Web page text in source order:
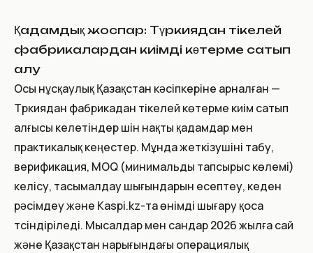
Қадамдық жоспар: Түркиядан тікелей
фабрикалардан киімді көтерме сатып
алу
Осы нұсқаулық Қазақстан кәсіпкеріне арналған —
Түркиядан фабрикадан тікелей көтерме киім сатып
алғысы келетіндер үшін нақты қадамдар мен
практикалық кеңестер. Мұнда жеткізушіні табу,
верификация, MOQ (минимальды тапсырыс көлемі)
келісу, тасымалдау шығындарын есептеу, кеден
рәсімдеу және Kaspi.kz-та өнімді шығару қоса
түсіндіріледі. Мысалдар мен сандар 2026 жылға сай
және Қазақстан нарығындағы операциялық